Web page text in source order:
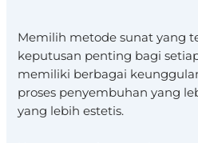
Memilih metode sunat yang
keputusan penting bagi
memiliki berbagai
proses penyembuhan yang
yang lebih estetis.